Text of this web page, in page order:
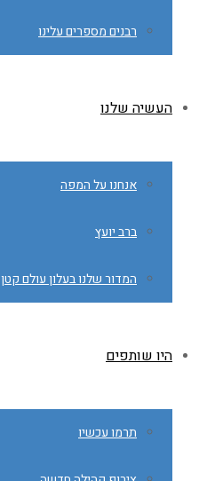
רבנים מספרים עלינו
העשיה שלנו
אנחנו על המפה
ברב יועץ
המדור שלנו בעלון עולם קטן
היו שותפים
תרמו עכשיו